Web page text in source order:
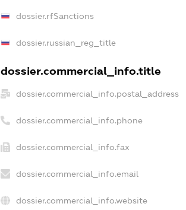
dossier.rfSanctions
dossier.russian_reg_title
dossier.commercial_info.title
dossier.commercial_info.postal_address
dossier.commercial_info.phone
dossier.commercial_info.fax
dossier.commercial_info.email
dossier.commercial_info.website